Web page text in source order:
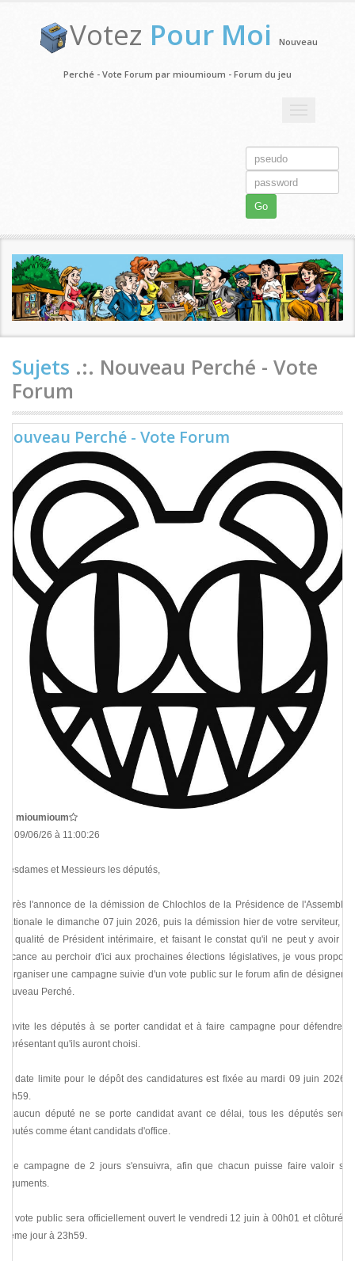
Votez Pour Moi Nouveau
Perché - Vote Forum par mioumioum - Forum du jeu
Go
Sujets .:. Nouveau Perché - Vote
Forum
Nouveau Perché - Vote Forum
mioumioum
Le 09/06/26 à 11:00:26
Mesdames et Messieurs les députés,
Après l'annonce de la démission de Chlochlos de la Présidence de l'Assemblée
Nationale le dimanche 07 juin 2026, puis la démission hier de votre serviteur, en
sa qualité de Président intérimaire, et faisant le constat qu'il ne peut y avoir de
vacance au perchoir d'ici aux prochaines élections législatives, je vous propose
d'organiser une campagne suivie d'un vote public sur le forum afin de désigner le
nouveau Perché.
J'invite les députés à se porter candidat et à faire campagne pour défendre le
représentant qu'ils auront choisi.
La date limite pour le dépôt des candidatures est fixée au mardi 09 juin 2026 à
23h59.
Si aucun député ne se porte candidat avant ce délai, tous les députés seront
réputés comme étant candidats d'office.
Une campagne de 2 jours s'ensuivra, afin que chacun puisse faire valoir ses
arguments.
Le vote public sera officiellement ouvert le vendredi 12 juin à 00h01 et clôturé le
même jour à 23h59.